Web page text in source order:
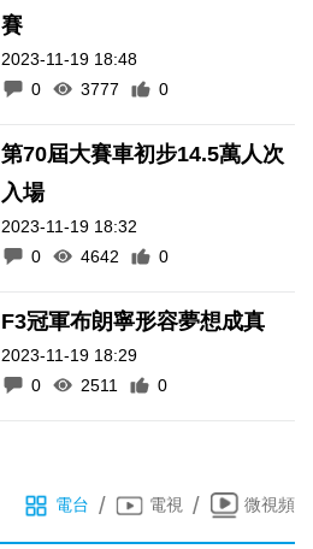
賽
2023-11-19 18:48
0
3777 0
第70屆大賽車初步14.5萬人次
入場
2023-11-19 18:32
0
4642 0
F3冠軍布朗寧形容夢想成真
2023-11-19 18:29
0
2511 0
電台 / 電視 / 微視頻